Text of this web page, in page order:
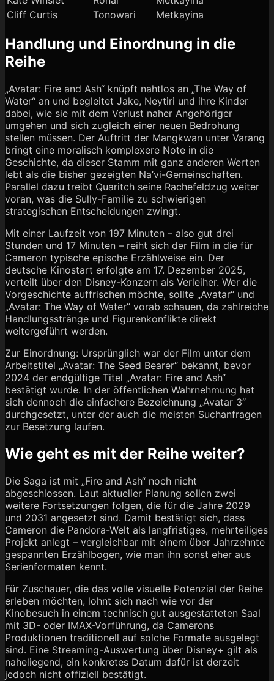
Cliff Curtis
Tonowari Metkayina
Handlung und Einordnung in die
Reihe
„Avatar: Fire and Ash“ knüpft nahtlos an „The Way of
Water“ an und begleitet Jake, Neytiri und ihre Kinder
dabei, wie sie mit dem Verlust naher Angehöriger
umgehen und sich zugleich einer neuen Bedrohung
stellen müssen. Der Auftritt der Mangkwan unter Varang
bringt eine moralisch komplexere Note in die
Geschichte, da dieser Stamm mit ganz anderen Werten
lebt als die bisher gezeigten Na’vi-Gemeinschaften.
Parallel dazu treibt Quaritch seine Rachefeldzug weiter
voran, was die Sully-Familie zu schwierigen
strategischen Entscheidungen zwingt.
Mit einer Laufzeit von 197 Minuten – also gut drei
Stunden und 17 Minuten – reiht sich der Film in die für
Cameron typische epische Erzählweise ein. Der
deutsche Kinostart erfolgte am 17. Dezember 2025,
verteilt über den Disney-Konzern als Verleiher. Wer die
Vorgeschichte auffrischen möchte, sollte „Avatar“ und
„Avatar: The Way of Water“ vorab schauen, da zahlreiche
Handlungsstränge und Figurenkonflikte direkt
weitergeführt werden.
Zur Einordnung: Ursprünglich war der Film unter dem
Arbeitstitel „Avatar: The Seed Bearer“ bekannt, bevor
2024 der endgültige Titel „Avatar: Fire and Ash“
bestätigt wurde. In der öffentlichen Wahrnehmung hat
sich dennoch die einfachere Bezeichnung „Avatar 3“
durchgesetzt, unter der auch die meisten Suchanfragen
zur Besetzung laufen.
Wie geht es mit der Reihe weiter?
Die Saga ist mit „Fire and Ash“ noch nicht
abgeschlossen. Laut aktueller Planung sollen zwei
weitere Fortsetzungen folgen, die für die Jahre 2029
und 2031 angesetzt sind. Damit bestätigt sich, dass
Cameron die Pandora-Welt als langfristiges, mehrteiliges
Projekt anlegt – vergleichbar mit einem über Jahrzehnte
gespannten Erzählbogen, wie man ihn sonst eher aus
Serienformaten kennt.
Für Zuschauer, die das volle visuelle Potenzial der Reihe
erleben möchten, lohnt sich nach wie vor der
Kinobesuch in einem technisch gut ausgestatteten Saal
mit 3D- oder IMAX-Vorführung, da Camerons
Produktionen traditionell auf solche Formate ausgelegt
sind. Eine Streaming-Auswertung über Disney+ gilt als
naheliegend, ein konkretes Datum dafür ist derzeit
jedoch nicht offiziell bestätigt.